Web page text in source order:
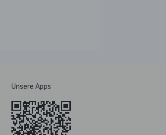
Unsere Apps